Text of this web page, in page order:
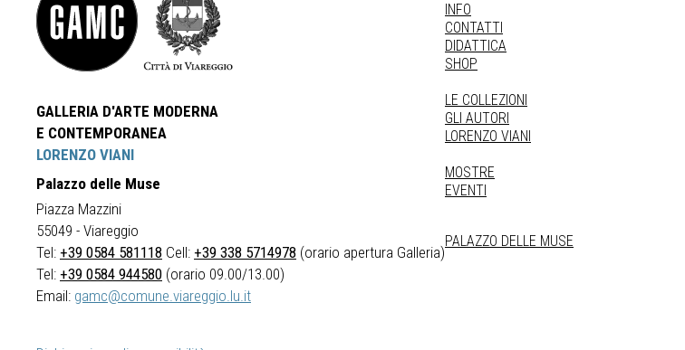
GALLERIA D'ARTE MODERNA
E CONTEMPORANEA
LORENZO VIANI
Palazzo delle Muse
Piazza Mazzini
55049 - Viareggio
Tel: +39 0584 581118 Cell: +39 338 5714978 (orario apertura Galleria)
Tel: +39 0584 944580 (orario 09.00/13.00)
Email: gamc@comune.viareggio.lu.it
INFO
CONTATTI
DIDATTICA
SHOP
LE COLLEZIONI
GLI AUTORI
LORENZO VIANI
MOSTRE
EVENTI
PALAZZO DELLE MUSE